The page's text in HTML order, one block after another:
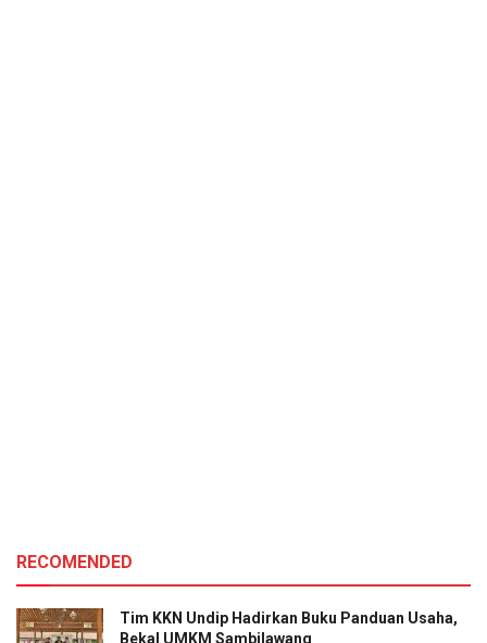
RECOMENDED
Tim KKN Undip Hadirkan Buku Panduan Usaha,
Bekal UMKM Sambilawang